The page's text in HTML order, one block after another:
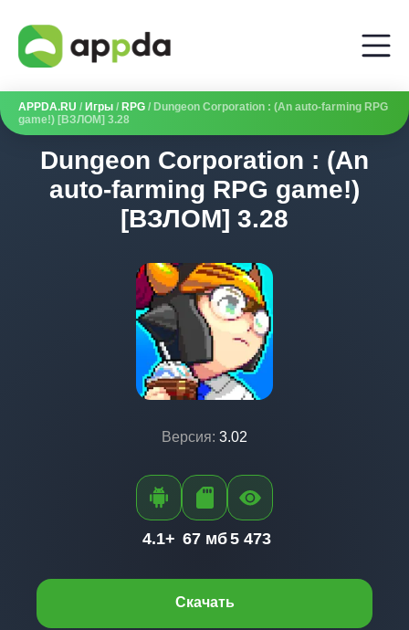
APPDA.RU / Игры / RPG / Dungeon Corporation : (An auto-farming RPG
game!) [ВЗЛОМ] 3.28
Dungeon Corporation : (An
auto-farming RPG game!)
[ВЗЛОМ] 3.28
Версия: 3.02
Скачать
4.1+ 67 мб5 473